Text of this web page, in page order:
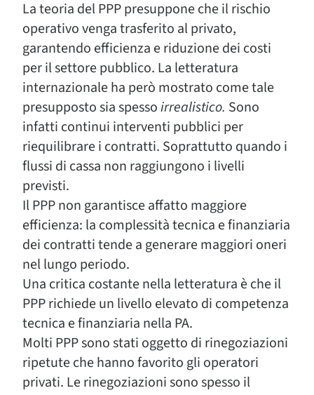
La teoria del PPP presuppone che il rischio
operativo venga trasferito al privato,
garantendo efficienza e riduzione dei costi
per il settore pubblico. La letteratura
internazionale ha però mostrato come tale
presupposto sia spessoirrealistico. Sono
infatti continui interventi pubblici per
riequilibrare i contratti. Soprattutto quando i
flussi di cassa non raggiungono i livelli
previsti.
Il PPP non garantisce affatto maggiore
efficienza: la complessità tecnica e finanziaria
dei contratti tende a generare maggiori oneri
nel lungo periodo.
Una critica costante nella letteratura è che il
PPP richiede un livello elevato di competenza
tecnica e finanziaria nella PA.
Molti PPP sono stati oggetto di rinegoziazioni
ripetute che hanno favorito gli operatori
privati. Le rinegoziazioni sono spesso il